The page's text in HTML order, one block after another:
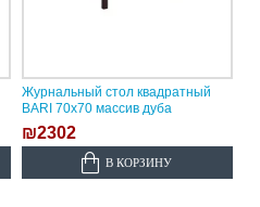
Журнальный стол квадратный
BARI 70х70 массив дуба
₪2302
В КОРЗИНУ